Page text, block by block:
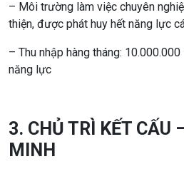
– Môi trường làm việc chuyên
thiện, được phát huy hết năng lực
– Thu nhập hàng tháng:
năng lực
3. CHỦ TRÌ KẾT CẤU
MINH